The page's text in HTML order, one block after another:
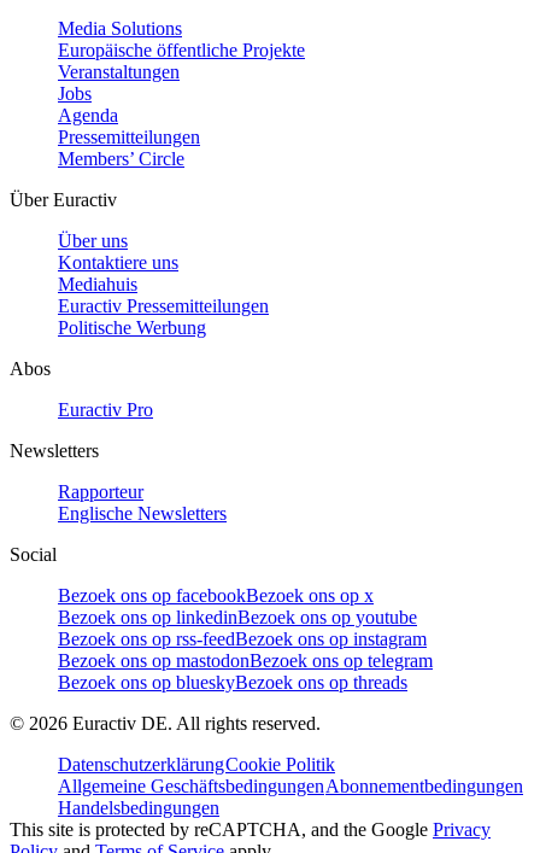
Media Solutions
Europäische öffentliche Projekte
Veranstaltungen
Jobs
Agenda
Pressemitteilungen
Members’ Circle
Über Euractiv
Über uns
Kontaktiere uns
Mediahuis
Euractiv Pressemitteilungen
Politische Werbung
Abos
Euractiv Pro
Newsletters
Rapporteur
Englische Newsletters
Social
Bezoek ons op facebookBezoek ons op x
Bezoek ons op linkedinBezoek ons op youtube
Bezoek ons op rss-feedBezoek ons op instagram
Bezoek ons op mastodonBezoek ons op telegram
Bezoek ons op blueskyBezoek ons op threads
© 2026 Euractiv DE. All rights reserved.
DatenschutzerklärungCookie Politik
Allgemeine GeschäftsbedingungenAbonnementbedingungen
Handelsbedingungen
This site is protected by reCAPTCHA, and the Google Privacy